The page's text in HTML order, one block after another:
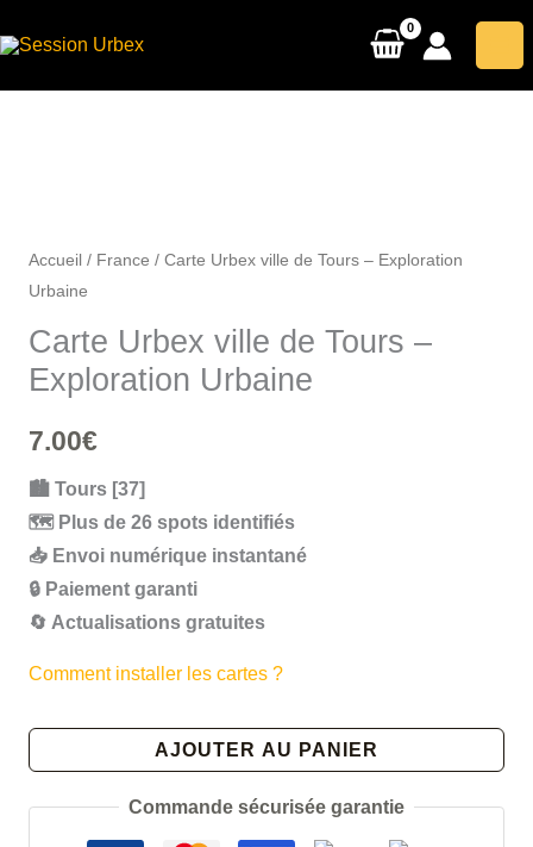
au
Accueil/ France / Carte Urbex ville de Tours – Exploration
Urbaine
Carte Urbex ville de Tours –
Exploration Urbaine
7.00€
🏙️ Tours [37]
🗺️ Plus de 26 spots identifiés
📥 Envoi numérique instantané
🔒 Paiement garanti
🔄 Actualisations gratuites
Comment installer les cartes ?
quantité
AJOUTER AU PANIER
Commande sécurisée garantie